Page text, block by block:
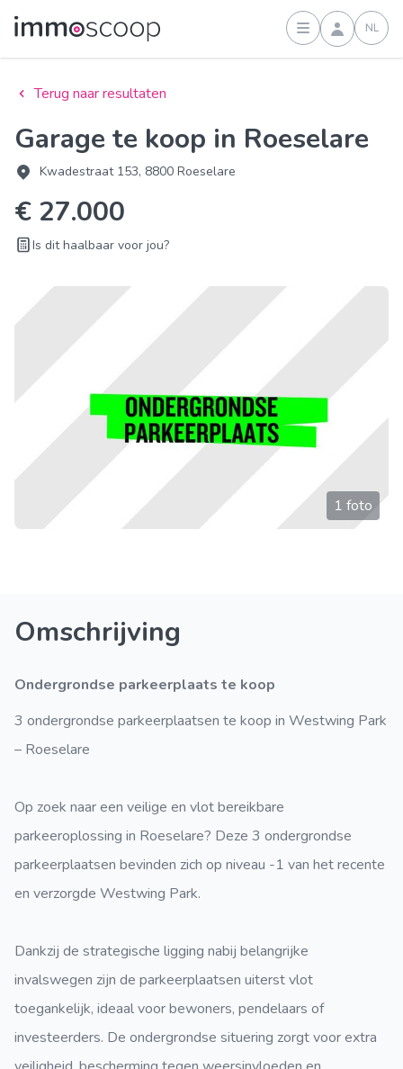
Inloggen
NL
Terug naar resultaten
Garage te koop in Roeselare
Kwadestraat 153, 8800 Roeselare
€ 27.000
Is dit haalbaar voor jou?
1 foto
Omschrijving
Ondergrondse parkeerplaats te koop
3 ondergrondse parkeerplaatsen te koop in Westwing Park
– Roeselare
Op zoek naar een veilige en vlot bereikbare
parkeeroplossing in Roeselare? Deze 3 ondergrondse
parkeerplaatsen bevinden zich op niveau -1 van het recente
en verzorgde Westwing Park.
Dankzij de strategische ligging nabij belangrijke
invalswegen zijn de parkeerplaatsen uiterst vlot
toegankelijk, ideaal voor bewoners, pendelaars of
investeerders. De ondergrondse situering zorgt voor extra